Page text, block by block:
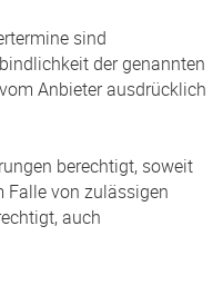
sind
der genannten
Anbieter ausdrücklich
berechtigt, soweit
Falle von zulässigen
auch